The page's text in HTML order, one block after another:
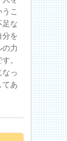
こ
足な
分を
の力
。
なっ
てあ